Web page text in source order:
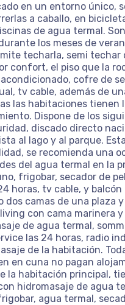
en un entorno único,
a caballo, en
de agua termal.
los meses de
techarla, semi
confort, el piso que la
cofre de
tv cable, además de
las habitaciones
Dispone de los
discado directo
al lago y al parque.
se recomienda una
del agua termal en la
frigobar, secador de
horas, tv cable, y
dos camas de una
con cama marinera
de agua termal,
las 24 horas, radio
de la habitación.
en cuna no pagan
la habitación principal,
hidromasaje de agua
agua termal,